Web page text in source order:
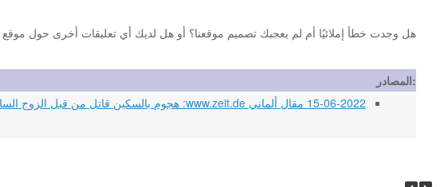
هل وجدت خطأ إملائيًا أم لم يعجبك تصميم موقعنا؟ أو هل لديك أي تعليقات أخرى حول موقع drfeminist.org؟ يرجى إعلامنا!
المصادر:
15-06-2022 مقال ألماني www.zeit.de: هجوم بالسكين قاتل من قبل الزوج السابق توفت امرأة تبلغ من العمر 31 عامًا